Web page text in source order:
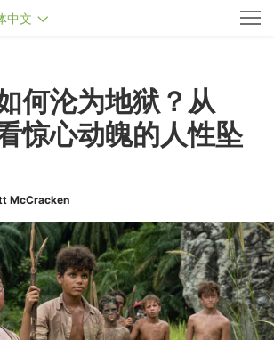
中文
何沦为地狱？从
惊心动魄的人性坠
McCracken